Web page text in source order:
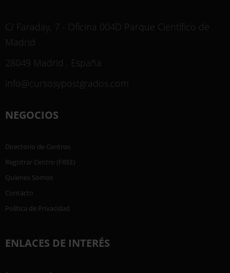
C/ Faraday, 7 - Oficina 004D Parque Científico de
Madrid
28049 Madrid , España
info@cursosypostgrados.com
NEGOCIOS
Directorio de Centros
Registrar Centro (FREE)
Quienes Somos
Contacto
Política de Privacidad
ENLACES DE INTERÉS